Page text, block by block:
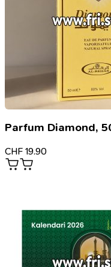
Parfum Diamond,
CHF 19.90